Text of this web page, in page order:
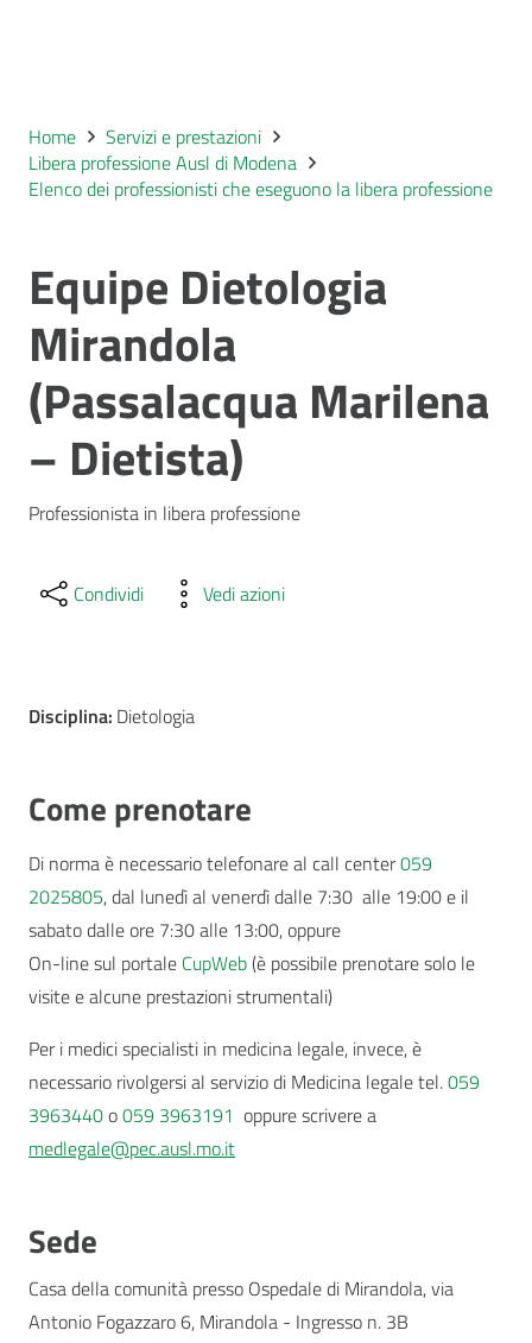
Home
Servizi e prestazioni
Libera professione Ausl di Modena
Elenco dei professionisti che eseguono la libera professione
Equipe Dietologia
Mirandola
(Passalacqua Marilena
– Dietista)
Professionista in libera professione
Condividi Vedi azioni
Disciplina: Dietologia
Come prenotare
Di norma è necessario telefonare al call center059
2025805, dal lunedì al venerdì dalle 7:30 alle 19:00 e il
sabato dalle ore 7:30 alle 13:00, oppure
On-line sul portale CupWeb(è possibile prenotare solo le
visite e alcune prestazioni strumentali)
Per i medici specialisti in medicina legale, invece, è
necessario rivolgersi al servizio di Medicina legale tel.059
3963440o059 3963191 oppure scrivere a
medlegale@pec.ausl.mo.it
Sede
Casa della comunità presso Ospedale di Mirandola, via
Antonio Fogazzaro 6, Mirandola - Ingresso n. 3B